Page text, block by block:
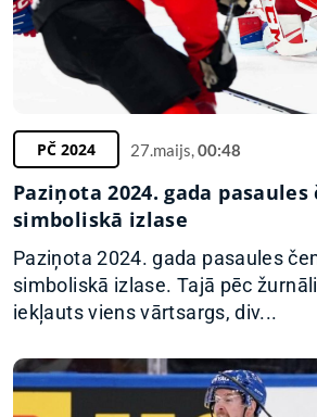
PČ 2024 27.maijs, 00:48
Paziņota 2024. gada
simboliskā izlase
Paziņota 2024. gada pasaules
simboliskā izlase. Tajā pēc
iekļauts viens vārtsargs, div...